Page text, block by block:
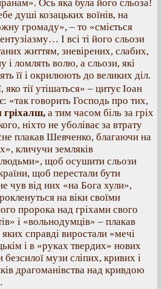
Ось яка була його сльоза!
душі козацьких воїнів, на
громаду», – то «сміється
І всі ті його сльози
життям, зневірених, слабих,
ломлять волю, а сльози, які
її і окрилюють до великих діл.
тії утішаться» – цитує Іоан
«так говорить Господь про тих,
гріхалш, a тим часом біль за гріх
ніхто не уболіває за втрату
плакав Шевченко, благаючи на
кличучи земляків
щоб осушити сльози
щоб перестали бути
чув від них «на Бога хули»,
на віки своїми
пророка над гріхами свого
і «вольнодумців» – плакав
справді виростали «мечі
і в «руках твердих» нових
музи сліпих, кривих і
драгоманівства над кривдою